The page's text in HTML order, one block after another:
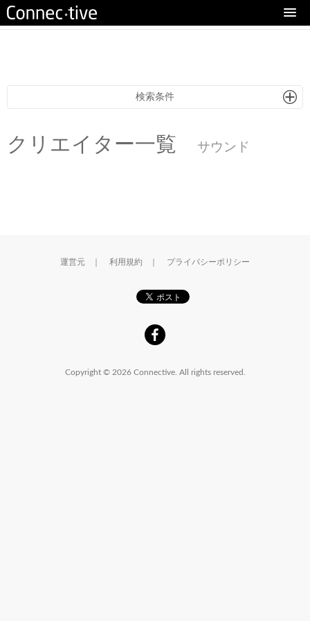
検索条件
クリエイター一覧 サウンド
運営元 利用規約 プライバシーポリシー
Copyright © 2026 Connective. All rights reserved.